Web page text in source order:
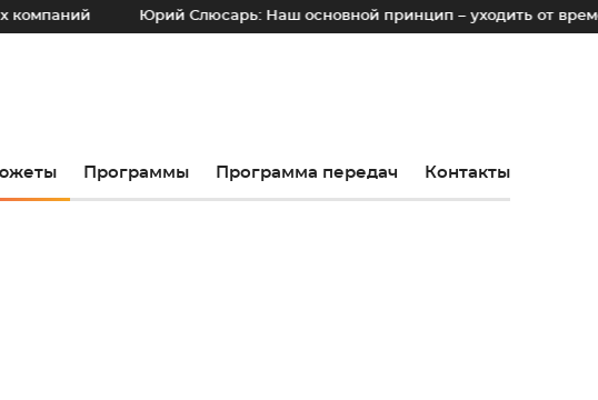
Юрий Слюсарь: Наш основной принцип – уходить от временных
Программы Программа передач Контакты